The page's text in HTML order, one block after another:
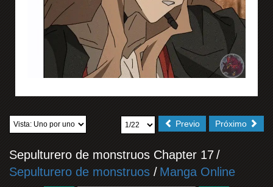
Próximo
Previo
Sepulturero de monstruos Chapter 17/
Sepulturero de monstruos / Manga Online